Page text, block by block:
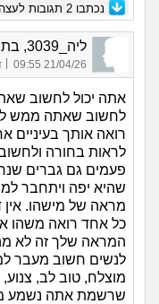
נכתבו 2 תגובות לעצה
ליה_3039, בת 32, אורחת
21/04/26 09:55
|
אתה יכול לחשוב
לחשוב שאתה ממש
רואה אותך בעיניים
לראות בחורה
פעמים גם גברים
שהיא יפה ויתחבר
מראה של מישהו. אין
כל אחד רואה משהו
המראה שלך זה לא
לנשים חשוב מעבר
מוצלח, טוב לב,
שרשמת אתה נשמע